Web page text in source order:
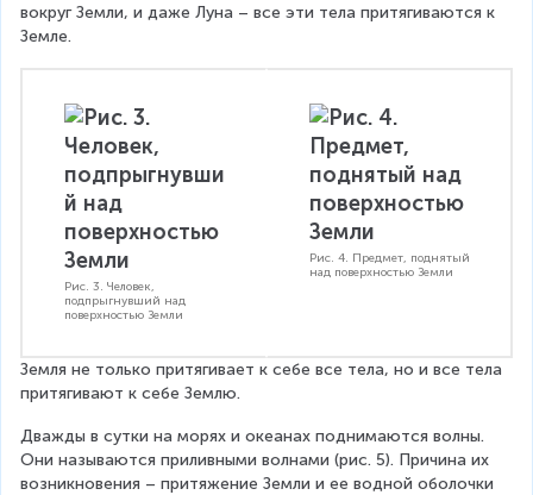
вокруг Земли, и даже Луна – все эти тела притягиваются к
Земле.
Рис. 3. Человек,
подпрыгнувший над
поверхностью Земли
Рис. 4. Предмет, поднятый
над поверхностью Земли
Земля не только притягивает к себе все тела, но и все тела
притягивают к себе Землю.
Дважды в сутки на морях и океанах поднимаются волны.
Они называются приливными волнами (рис. 5). Причина их
возникновения – притяжение Земли и ее водной оболочки